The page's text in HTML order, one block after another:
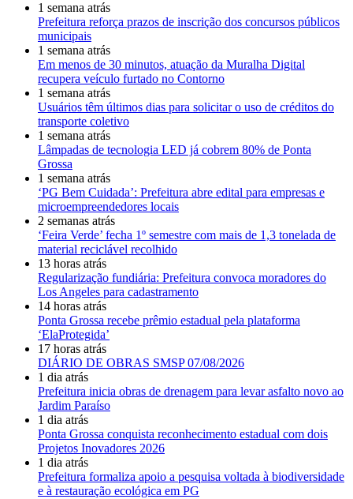
1 semana atrás
Prefeitura reforça prazos de inscrição dos concursos públicos
municipais
1 semana atrás
Em menos de 30 minutos, atuação da Muralha Digital
recupera veículo furtado no Contorno
1 semana atrás
Usuários têm últimos dias para solicitar o uso de créditos do
transporte coletivo
1 semana atrás
Lâmpadas de tecnologia LED já cobrem 80% de Ponta
Grossa
1 semana atrás
‘PG Bem Cuidada’: Prefeitura abre edital para empresas e
microempreendedores locais
2 semanas atrás
‘Feira Verde’ fecha 1º semestre com mais de 1,3 tonelada de
material reciclável recolhido
13 horas atrás
Regularização fundiária: Prefeitura convoca moradores do
Los Angeles para cadastramento
14 horas atrás
Ponta Grossa recebe prêmio estadual pela plataforma
‘ElaProtegida’
17 horas atrás
DIÁRIO DE OBRAS SMSP 07/08/2026
1 dia atrás
Prefeitura inicia obras de drenagem para levar asfalto novo ao
Jardim Paraíso
1 dia atrás
Ponta Grossa conquista reconhecimento estadual com dois
Projetos Inovadores 2026
1 dia atrás
Prefeitura formaliza apoio a pesquisa voltada à biodiversidade
e à restauração ecológica em PG